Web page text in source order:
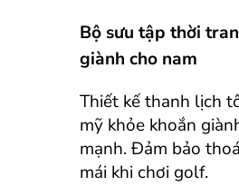
Bộ sưu tập thời
giành cho nam
Thiết kế thanh lịch
mỹ khỏe khoắn
mạnh. Đảm bảo
mái khi chơi golf.